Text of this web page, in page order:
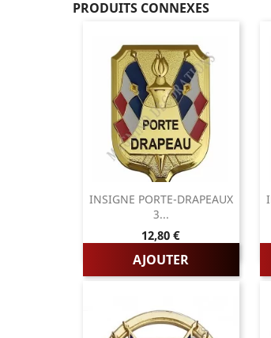
PRODUITS CONNEXES
INSIGNE PORTE-DRAPEAUX
3...
Prix
12,80 €
AJOUTER